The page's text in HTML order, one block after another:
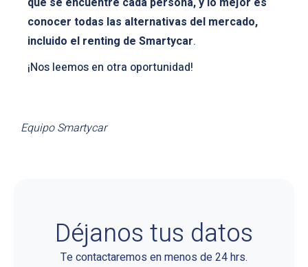
conocer todas las alternativas del mercado,
incluido el renting de Smartycar.
¡Nos leemos en otra oportunidad!
Equipo Smartycar
Déjanos tus datos
Te contactaremos en menos de 24 hrs.